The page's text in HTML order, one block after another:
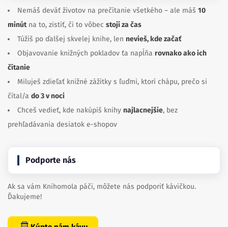
Nemáš deväť životov na prečítanie všetkého – ale máš 10
minútna to, zistiť, či to vôbec stojí za čas
Túžiš po ďalšej skvelej knihe, len nevieš, kde začať
Objavovanie knižných pokladov ťa napĺňa rovnako ako ich
čítanie
Miluješ zdieľať knižné zážitky s ľuďmi, ktorí chápu, prečo si
čítal/a do 3 v noci
Chceš vedieť, kde nakúpiš knihy najlacnejšie, bez
prehľadávania desiatok e-shopov
Podporte nás
Ak sa vám Knihomola páči, môžete nás podporiť kávičkou.
Ďakujeme!